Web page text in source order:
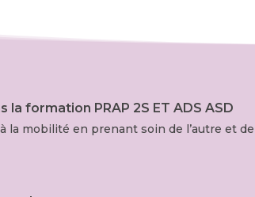
la formation PRAP 2S ET ADS ASD
la mobilité en prenant soin de l’autre et de